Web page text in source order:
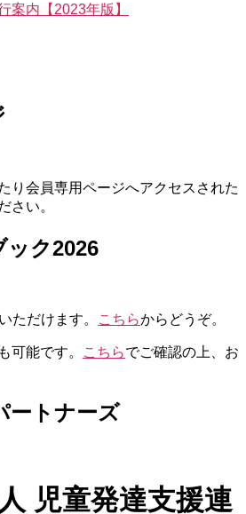
案内【2023年版】
り会員専用ページへアクセスされた
さい。
ック2026
ただけます。 こちらからどうぞ。
可能です。 こちらでご確認の上、お
ートナーズ
児童発達支援連